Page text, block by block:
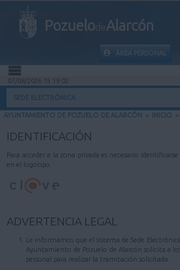
PozuelodeAlarcón
ÁREA PERSONAL
INICIO
MI CARPETA
INFORMACIÓN MUNICIPAL
AYUDA
07/08/2026 15:19:02
SEDE ELECTRÓNICA
AYUNTAMIENTO DE POZUELO DE ALARCÓN > INICIO >
IDENTIFICACIÓN
Para acceder a la zona privada es necesario
en el logotipo.
ADVERTENCIA LEGAL
Le informamos que el sistema de Sede
Ayuntamiento de Pozuelo de Alarcón solicita a
personal para realizar la tramitación solicitada.